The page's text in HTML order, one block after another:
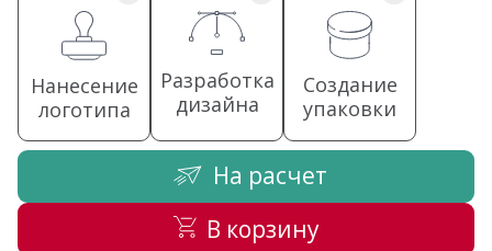
Нанесение
логотипа
Разработка
дизайна
Создание
упаковки
На расчет
В корзину